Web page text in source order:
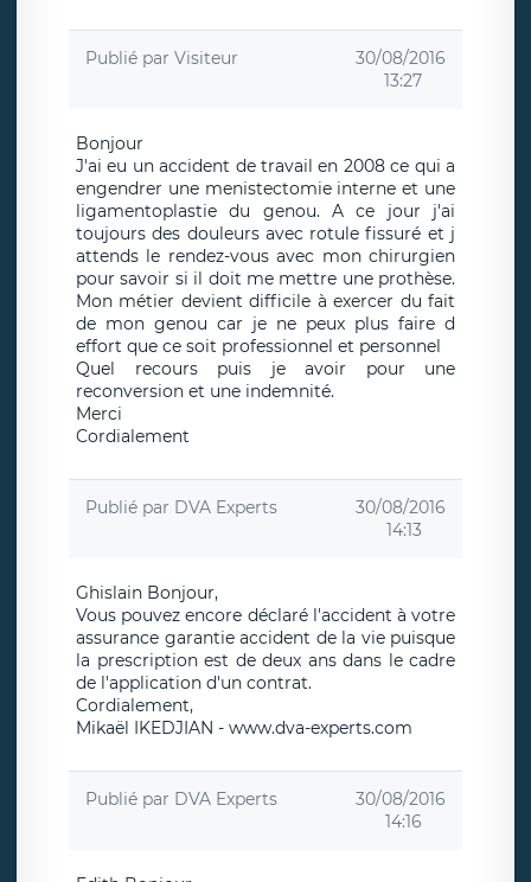
Publié par Visiteur
30/08/2016
13:27
Bonjour
J'ai eu un accident de travail en 2008 ce qui a
engendrer une menistectomie interne et une
ligamentoplastie du genou. A ce jour j'ai
toujours des douleurs avec rotule fissuré et j
attends le rendez-vous avec mon chirurgien
pour savoir si il doit me mettre une prothèse.
Mon métier devient difficile à exercer du fait
de mon genou car je ne peux plus faire d
effort que ce soit professionnel et personnel
Quel recours puis je avoir pour une
reconversion et une indemnité.
Merci
Cordialement
Publié par DVA Experts
30/08/2016
14:13
Ghislain Bonjour,
Vous pouvez encore déclaré l'accident à votre
assurance garantie accident de la vie puisque
la prescription est de deux ans dans le cadre
de l'application d'un contrat.
Cordialement,
Mikaël IKEDJIAN - www.dva-experts.com
Publié par DVA Experts
30/08/2016
14:16